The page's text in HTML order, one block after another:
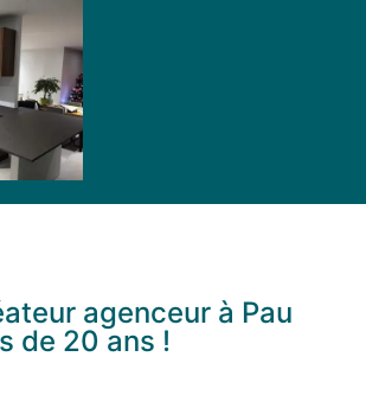
agenceur à Pau
de 20 ans !